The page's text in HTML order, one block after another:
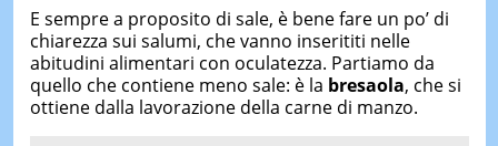
E sempre a proposito di sale, è bene fare un po’ di
chiarezza sui salumi, che vanno inserititi nelle
abitudini alimentari con oculatezza. Partiamo da
quello che contiene meno sale: è la bresaola, che si
ottiene dalla lavorazione della carne di manzo.